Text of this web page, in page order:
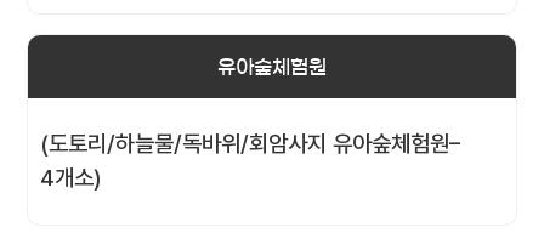
유아숲체험원
(도토리/하늘물/독바위/회암사지 유아숲체험원–
4개소)